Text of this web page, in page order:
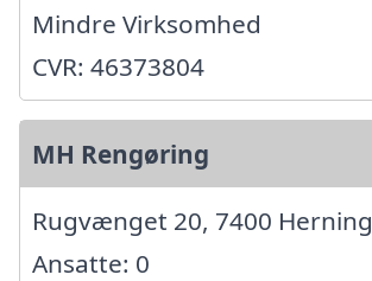
Mindre Virksomhed
CVR: 46373804
MH Rengøring
Rugvænget 20, 7400 Herning
Ansatte: 0